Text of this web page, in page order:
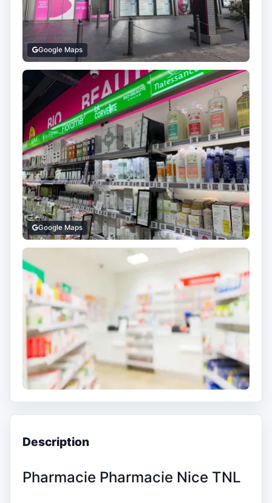
Google Maps
Google Maps
Description
Pharmacie Pharmacie Nice TNL